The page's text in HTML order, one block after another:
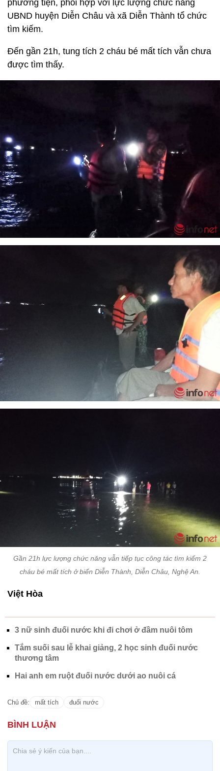
phương tiện, phối hợp với lực lượng chức năng
UBND huyện Diễn Châu và xã Diễn Thành tổ chức
tìm kiếm.
Đến gần 21h, tung tích 2 cháu bé mất tích vẫn chưa
được tìm thấy.
Gần 21h lực lượng chức năng vẫn tiếp tục công tác tìm kiếm 2
cháu bé mất tích ở biển Diễn Thành, Diễn Châu, Nghệ An.
Việt Hòa
3 nữ sinh đuối nước khi đi chơi ở đầm nuôi tôm
Tắm suối sau lễ khai giảng, 2 học sinh đuối nước
thương tâm
Hai anh em ruột đuối nước dưới ao nuôi cá
Chủ đề: mất tích đuối nước